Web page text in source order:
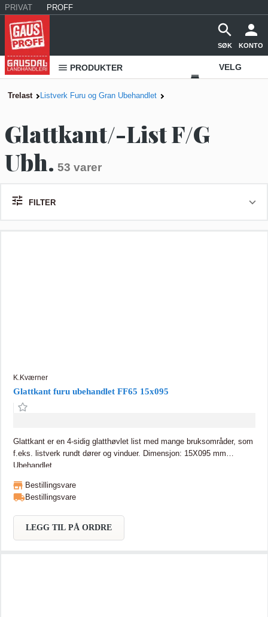
PRIVAT PROFF
SØK KONTO
PRODUKTER VELG
Trelast Listverk Furu og Gran Ubehandlet
Glattkant/-List F/G
Ubh. 53 varer
FILTER
K.Kværner
Glattkant furu ubehandlet FF65 15x095
Glattkant er en 4-sidig glatthøvlet list med mange bruksområder, som
f.eks. listverk rundt dører og vinduer. Dimensjon: 15X095 mm
Ubehandlet
Bestillingsvare
Bestillingsvare
LEGG TIL PÅ ORDRE